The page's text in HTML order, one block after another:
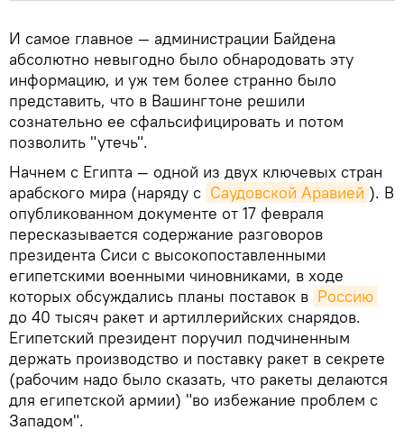
И самое главное — администрации Байдена
абсолютно невыгодно было обнародовать эту
информацию, и уж тем более странно было
представить, что в Вашингтоне решили
сознательно ее сфальсифицировать и потом
позволить "утечь".
Начнем с Египта — одной из двух ключевых стран
арабского мира (наряду с Саудовской Аравией ). В
опубликованном документе от 17 февраля
пересказывается содержание разговоров
президента Сиси с высокопоставленными
египетскими военными чиновниками, в ходе
которых обсуждались планы поставок в Россию
до 40 тысяч ракет и артиллерийских снарядов.
Египетский президент поручил подчиненным
держать производство и поставку ракет в секрете
(рабочим надо было сказать, что ракеты делаются
для египетской армии) "во избежание проблем с
Западом".